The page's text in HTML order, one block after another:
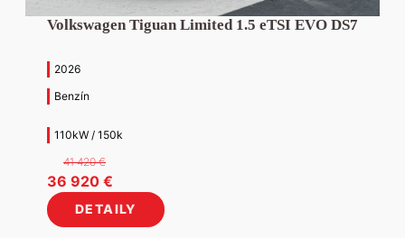
Volkswagen Tiguan Limited 1.5 eTSI EVO DS7
2026
Benzín
110kW / 150k
41 420€
Pôvodná
cena
bola:
36 920 €
cena
je:
DETAILY